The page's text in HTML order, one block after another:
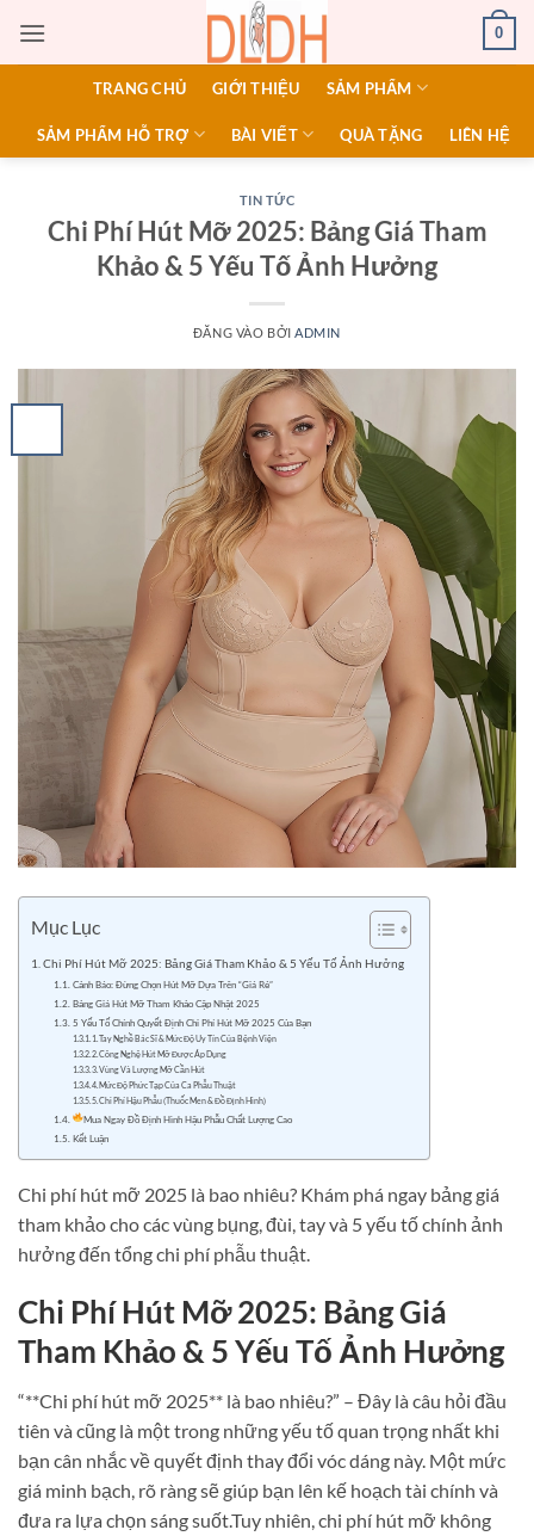
qua
0
TRANG CHỦ GIỚI THIỆU SẢM PHẨM
SẢM PHẨM HỖ TRỢ BÀI VIẾT QUÀ TẶNG LIÊN HỆ
TIN TỨC
Chi Phí Hút Mỡ 2025: Bảng Giá Tham
Khảo & 5 Yếu Tố Ảnh Hưởng
ĐĂNG VÀO BỞI ADMIN
Mục Lục
Chi Phí Hút Mỡ 2025: Bảng Giá Tham Khảo & 5 Yếu Tố Ảnh Hưởng
Cảnh Báo: Đừng Chọn Hút Mỡ Dựa Trên “Giá Rẻ”
Bảng Giá Hút Mỡ Tham Khảo Cập Nhật 2025
5 Yếu Tố Chính Quyết Định Chi Phí Hút Mỡ 2025 Của Bạn
1. Tay Nghề Bác Sĩ & Mức Độ Uy Tín Của Bệnh Viện
2. Công Nghệ Hút Mỡ Được Áp Dụng
3. Vùng Và Lượng Mỡ Cần Hút
4. Mức Độ Phức Tạp Của Ca Phẫu Thuật
5. Chi Phí Hậu Phẫu (Thuốc Men & Đồ Định Hình)
Mua Ngay Đồ Định Hình Hậu Phẫu Chất Lượng Cao
Kết Luận
Chi phí hút mỡ 2025 là bao nhiêu? Khám phá ngay bảng giá
tham khảo cho các vùng bụng, đùi, tay và 5 yếu tố chính ảnh
hưởng đến tổng chi phí phẫu thuật.
Chi Phí Hút Mỡ 2025: Bảng Giá
Tham Khảo & 5 Yếu Tố Ảnh Hưởng
“**Chi phí hút mỡ 2025** là bao nhiêu?” – Đây là câu hỏi đầu
tiên và cũng là một trong những yếu tố quan trọng nhất khi
bạn cân nhắc về quyết định thay đổi vóc dáng này. Một mức
giá minh bạch, rõ ràng sẽ giúp bạn lên kế hoạch tài chính và
đưa ra lựa chọn sáng suốt.Tuy nhiên, chi phí hút mỡ không